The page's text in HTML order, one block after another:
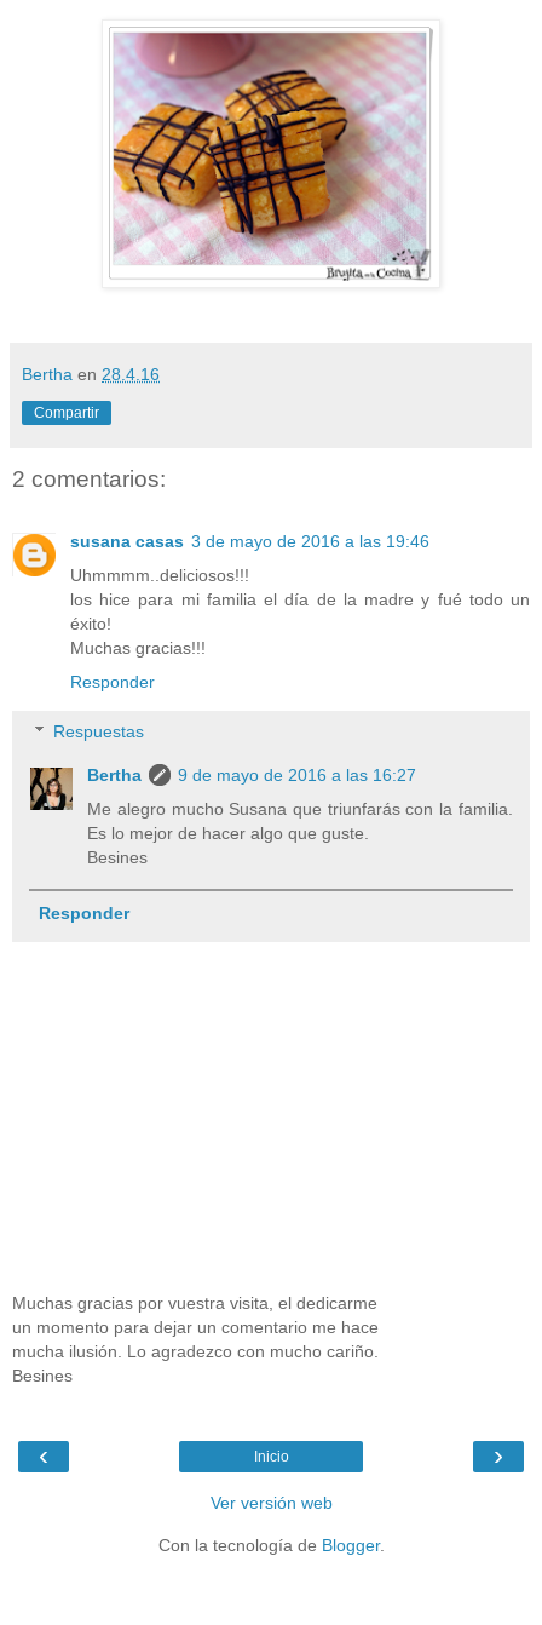
Bertha en 28.4.16
Compartir
2 comentarios:
susana casas 3 de mayo de 2016 a las 19:46
Uhmmmm..deliciosos!!!
los hice para mi familia el día de la madre y fué todo un
éxito!
Muchas gracias!!!
Responder
Respuestas
Bertha
9 de mayo de 2016 a las 16:27
Me alegro mucho Susana que triunfarás con la familia.
Es lo mejor de hacer algo que guste.
Besines
Responder
Muchas gracias por vuestra visita, el dedicarme
un momento para dejar un comentario me hace
mucha ilusión. Lo agradezco con mucho cariño.
Besines
‹ ›
Inicio
Ver versión web
Con la tecnología de Blogger.